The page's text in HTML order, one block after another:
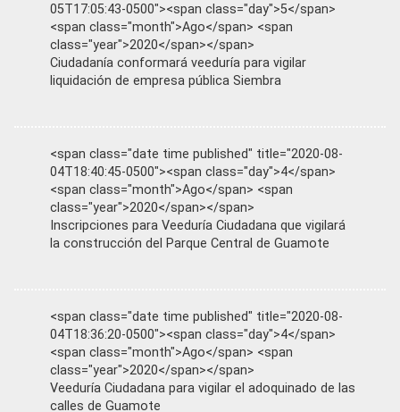
05T17:05:43-0500"><span class="day">5</span>
<span class="month">Ago</span> <span
class="year">2020</span></span>
Ciudadanía conformará veeduría para vigilar
liquidación de empresa pública Siembra
<span class="date time published" title="2020-08-
04T18:40:45-0500"><span class="day">4</span>
<span class="month">Ago</span> <span
class="year">2020</span></span>
Inscripciones para Veeduría Ciudadana que vigilará
la construcción del Parque Central de Guamote
<span class="date time published" title="2020-08-
04T18:36:20-0500"><span class="day">4</span>
<span class="month">Ago</span> <span
class="year">2020</span></span>
Veeduría Ciudadana para vigilar el adoquinado de las
calles de Guamote